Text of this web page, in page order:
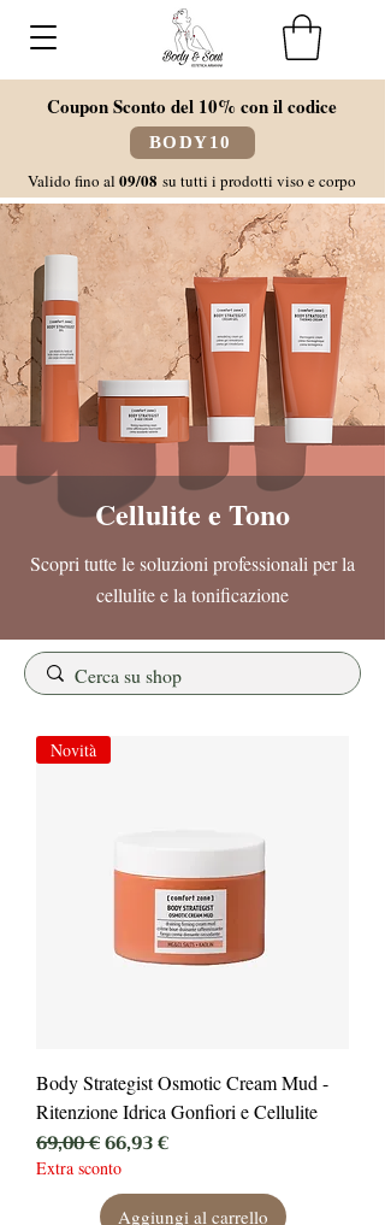
Coupon Sconto del 10% con il codice
BODY10
Valido fino al 09/08 su tutti i prodotti viso e corpo
Cellulite e Tono
Scopri tutte le soluzioni professionali per la
cellulite e la tonificazione
Novità
Body Strategist Osmotic Cream Mud -
Ritenzione Idrica Gonfiori e Cellulite
Prezzo regolare
69,00 €Prezzo scontato
66,93 €
Extra sconto
Aggiungi al carrello